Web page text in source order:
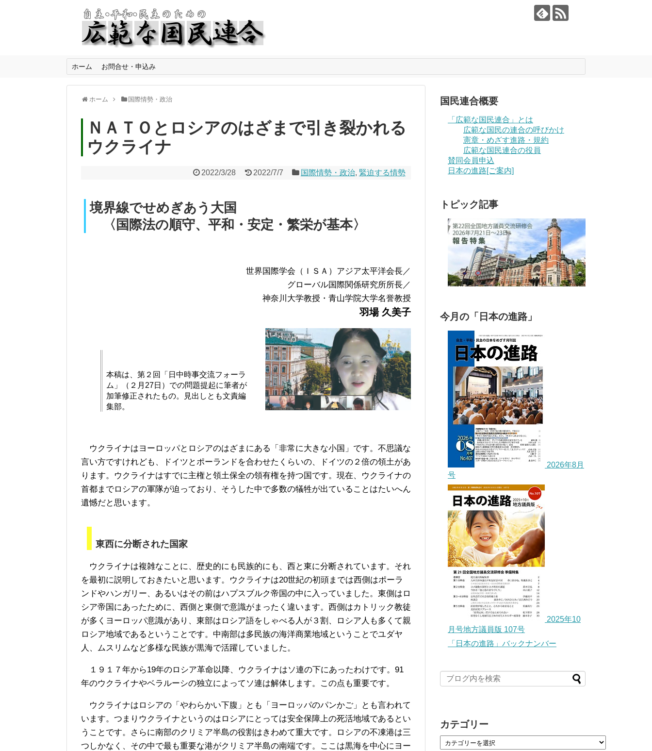
ホーム お問合せ・申込み
ホーム 国際情勢・政治
ＮＡＴＯとロシアのはざまで引き裂かれる
ウクライナ
2022/3/28 2022/7/7 国際情勢・政治, 緊迫する情勢
境界線でせめぎあう大国
〈国際法の順守、平和・安定・繁栄が基本〉
世界国際学会（ＩＳＡ）アジア太平洋会長／
グローバル国際関係研究所所長／
神奈川大学教授・青山学院大学名誉教授
羽場 久美子
本稿は、第２回「日中時事交流フォーラ
ム」（２月27日）での問題提起に筆者が
加筆修正されたもの。見出しとも文責編
集部。
ウクライナはヨーロッパとロシアのはざまにある「非常に大きな小国」です。不思議な
言い方ですけれども、ドイツとポーランドを合わせたくらいの、ドイツの２倍の領土があ
ります。ウクライナはすでに主権と領土保全の領有権を持つ国です。現在、ウクライナの
首都までロシアの軍隊が迫っており、そうした中で多数の犠牲が出ていることはたいへん
遺憾だと思います。
東西に分断された国家
ウクライナは複雑なことに、歴史的にも民族的にも、西と東に分断されています。それ
を最初に説明しておきたいと思います。ウクライナは20世紀の初頭までは西側はポーラ
ンドやハンガリー、あるいはその前はハプスブルク帝国の中に入っていました。東側はロ
シア帝国にあったために、西側と東側で意識がまったく違います。西側はカトリック教徒
が多くヨーロッパ意識があり、東部はロシア語をしゃべる人が３割、ロシア人も多くて親
ロシア地域であるということです。中南部は多民族の海洋商業地域ということでユダヤ
人、ムスリムなど多様な民族が黒海で活躍していました。
１９１７年から19年のロシア革命以降、ウクライナはソ連の下にあったわけです。91
年のウクライナやベラルーシの独立によってソ連は解体します。この点も重要です。
ウクライナはロシアの「やわらかい下腹」とも「ヨーロッパのパンかご」とも言われて
います。つまりウクライナというのはロシアにとっては安全保障上の死活地域であるとい
うことです。さらに南部のクリミア半島の役割はきわめて重大です。ロシアの不凍港は三
つしかなく、その中で最も重要な港がクリミア半島の南端です。ここは黒海を中心にヨー
国民連合概要
「広範な国民連合」とは
広範な国民の連合の呼びかけ
憲章・めざす進路・規約
広範な国民連合の役員
賛同会員申込
日本の進路[ご案内]
トピック記事
今月の「日本の進路」
2026年8月
号
2025年10
月号地方議員版 107号
「日本の進路」バックナンバー
カテゴリー